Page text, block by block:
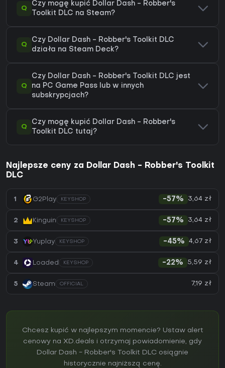
Q
Czy mogę kupić Dollar Dash - Robber's
Toolkit DLC na Steam?
Q
Czy Dollar Dash - Robber's Toolkit DLC
działa na Steam Deck?
Q
Czy Dollar Dash - Robber's Toolkit DLC jest
na PC Game Pass lub w innych
subskrypcjach?
Q
Czy mogę kupić Dollar Dash - Robber's
Toolkit DLC tutaj?
Najlepsze ceny za Dollar Dash - Robber's Toolkit
DLC
1 G2Play KEYSHOP -57% 3,64 zł
2 Kinguin KEYSHOP -57% 3,64 zł
3 Yuplay KEYSHOP -45% 4,67 zł
4 Loaded KEYSHOP -22% 5,59 zł
5 Steam OFFICIAL 7,19 zł
Chcesz kupić w najlepszym momencie? Ustaw alert
cenowy na XD.deals i otrzymaj powiadomienie, gdy
Dollar Dash - Robber's Toolkit DLC osiągnie
historycznie najniższą cenę.